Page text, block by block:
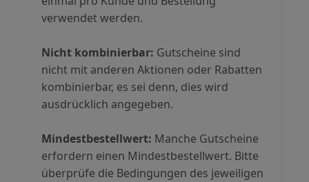
verwendet werden.
Nicht kombinierbar: Gutscheine sind
nicht mit anderen Aktionen oder Rabatten
kombinierbar, es sei denn, dies wird
ausdrücklich angegeben.
Mindestbestellwert: Manche Gutscheine
erfordern einen Mindestbestellwert. Bitte
überprüfe die Bedingungen des jeweiligen